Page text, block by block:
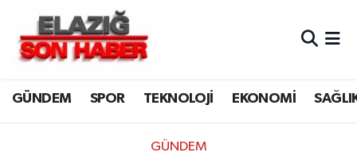
GÜNDEM SPOR TEKNOLOJİ EKONOMİ
GÜNDEM
CANLI YAYIN
ASAYİŞ
BİLİM VE TEKNOLOJİ
Merkez Hava Durumu
Merkez Trafik Yoğunluk Haritası
Süper Lig Puan Durumu ve Fikstür